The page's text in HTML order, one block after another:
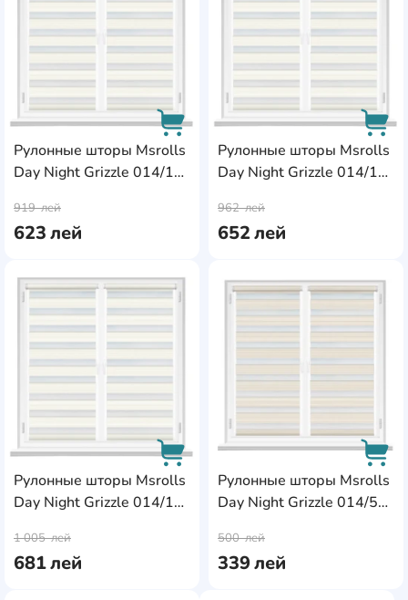
Рулонные шторы Msrolls
Day Night Grizzle 014/1
623лей
919лей
AddCardToCart
Рулонные шторы Msrolls
Day Night Grizzle 014/1
652лей
962лей
Рулонные шторы Msrolls
Day Night Grizzle 014/1
681лей
1 005лей
AddCardToFavourite
Рулонные шторы Msrolls
Day Night Grizzle 014/5
339лей
500лей